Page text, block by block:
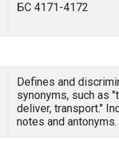
БС 4171-4172
Defines and
synonyms, such as
deliver, transport."
notes and antonyms.